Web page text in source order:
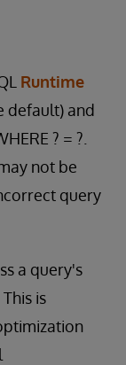
Runtime
default) and
? = ?.
not be
query
a query's
is